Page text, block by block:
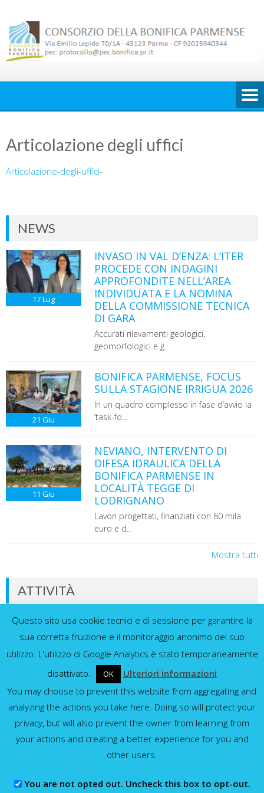
content
Articolazione degli uffici
Articolazione-degli-uffici-
NEWS
17Lug
INVASO IN VAL D’ENZA: L’ITER
PROCEDE CON INDAGINI
APPROFONDITE NELL’AREA
INDIVIDUATA E LA NOMINA
DELLA COMMISSIONE TECNICA
DI GARA
Accurati rilevamenti geologici,
geomorfologici e g...
21 Giu
BONIFICA PARMENSE, FOCUS
SULLA STAGIONE IRRIGUA 2026
In un quadro complesso in fase d’avvio la
‘task-fo...
11 Giu
NEVIANO, INTERVENTO DI
DIFESA IDRAULICA DELLA
BONIFICA PARMENSE IN
LOCALITÀ TEGGE DI
LODRIGNANO
Lavori progettati, finanziati con 60 mila
euro e d...
Mostra tutti
ATTIVITÀ
Dati in tempo reale dalla nostra rete di
sensori
Idrometri e pluviometri
Mostra tutti
Consorzio della Bonifica Parmense
Questo sito usa cookie tecnici e di sessione per garantire la
sua corretta fruizione e il monitoraggio anonimo del suo
utilizzo. L'utilizzo di Google Analytics è stato temporaneamente
disattivato.
OK
Ulteriori informazioni
You may choose to prevent this website from aggregating and
analyzing the actions you take here. Doing so will protect your
privacy, but will also prevent the owner from learning from
your actions and creating a better experience for you and
other users.
You are not opted out. Uncheck this box to opt-out.